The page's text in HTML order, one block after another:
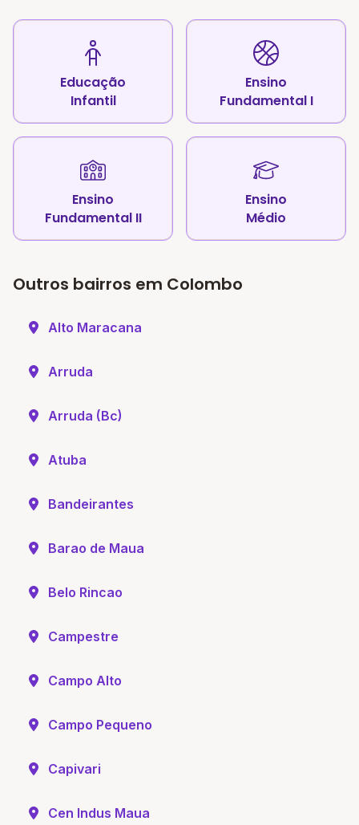
Educação
Infantil
Ensino
Fundamental I
Ensino
Fundamental II
Ensino
Médio
Outros bairros em Colombo
Alto Maracana
Arruda
Arruda (Bc)
Atuba
Bandeirantes
Barao de Maua
Belo Rincao
Campestre
Campo Alto
Campo Pequeno
Capivari
Cen Indus Maua